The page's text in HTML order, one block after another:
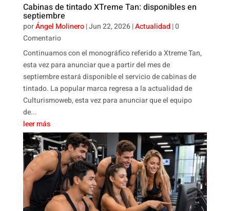
Cabinas de tintado XTreme Tan: disponibles en
septiembre
porÁngel Molinero|Jun 22, 2026|Actualidad | 0
Comentario
Continuamos con el monográfico referido a Xtreme Tan,
esta vez para anunciar que a partir del mes de
septiembre estará disponible el servicio de cabinas de
tintado. La popular marca regresa a la actualidad de
Culturismoweb, esta vez para anunciar que el equipo
de...
leer más